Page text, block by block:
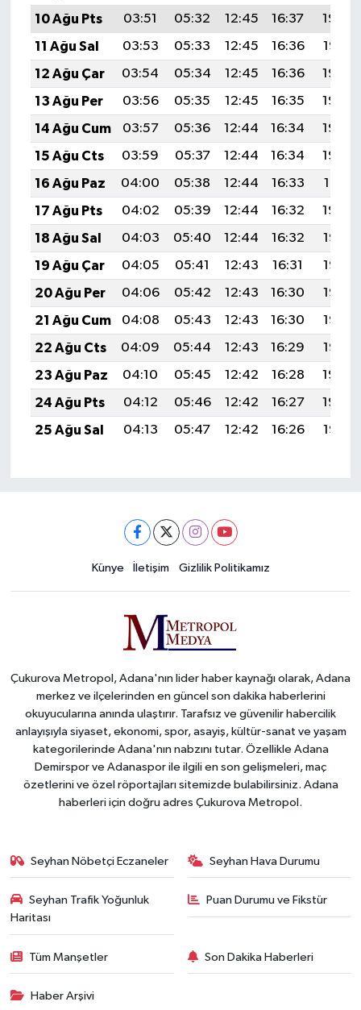
10 Ağu Pts
03:51 05:32 12:45 16:37
19:49
11 Ağu Sal
03:53 05:33 12:45 16:36
19:47
12 Ağu Çar
03:54 05:34 12:45 16:36
19:46
13 Ağu Per
03:56 05:35 12:45 16:35
19:45
14 Ağu Cum
03:57 05:36 12:44 16:34
19:43
15 Ağu Cts
03:59 05:37 12:44 16:34
19:42
16 Ağu Paz
04:00 05:38 12:44 16:33
19:41
17 Ağu Pts
04:02 05:39 12:44 16:32
19:39
18 Ağu Sal
04:03 05:40 12:44 16:32
19:38
19 Ağu Çar
04:05 05:41 12:43 16:31
19:36
20 Ağu Per
04:06 05:42 12:43 16:30
19:35
21 Ağu Cum
04:08 05:43 12:43 16:30
19:33
22 Ağu Cts
04:09 05:44 12:43 16:29
19:32
23 Ağu Paz
04:10 05:45 12:42 16:28
19:30
24 Ağu Pts
04:12 05:46 12:42 16:27
19:29
25 Ağu Sal
04:13 05:47 12:42 16:26 19:27
Künye İletişim Gizlilik Politikamız
Çukurova Metropol, Adana'nın lider haber kaynağı olarak, Adana
merkez ve ilçelerinden en güncel son dakika haberlerini
okuyucularına anında ulaştırır. Tarafsız ve güvenilir habercilik
anlayışıyla siyaset, ekonomi, spor, asayiş, kültür-sanat ve yaşam
kategorilerinde Adana'nın nabzını tutar. Özellikle Adana
Demirspor ve Adanaspor ile ilgili en son gelişmeleri, maç
özetlerini ve özel röportajları sitemizde bulabilirsiniz. Adana
haberleri için doğru adres Çukurova Metropol.
Seyhan Nöbetçi Eczaneler Seyhan Hava Durumu
Seyhan Trafik Yoğunluk
Haritası
Puan Durumu ve Fikstür
Tüm Manşetler Son Dakika Haberleri
Haber Arşivi